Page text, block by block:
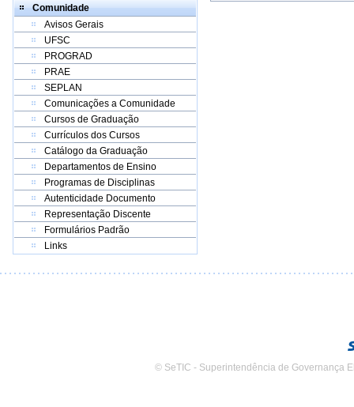
Comunidade
Avisos Gerais
UFSC
PROGRAD
PRAE
SEPLAN
Comunicações a Comunidade
Cursos de Graduação
Currículos dos Cursos
Catálogo da Graduação
Departamentos de Ensino
Programas de Disciplinas
Autenticidade Documento
Representação Discente
Formulários Padrão
Links
© SeTIC - Superintendência de Governança